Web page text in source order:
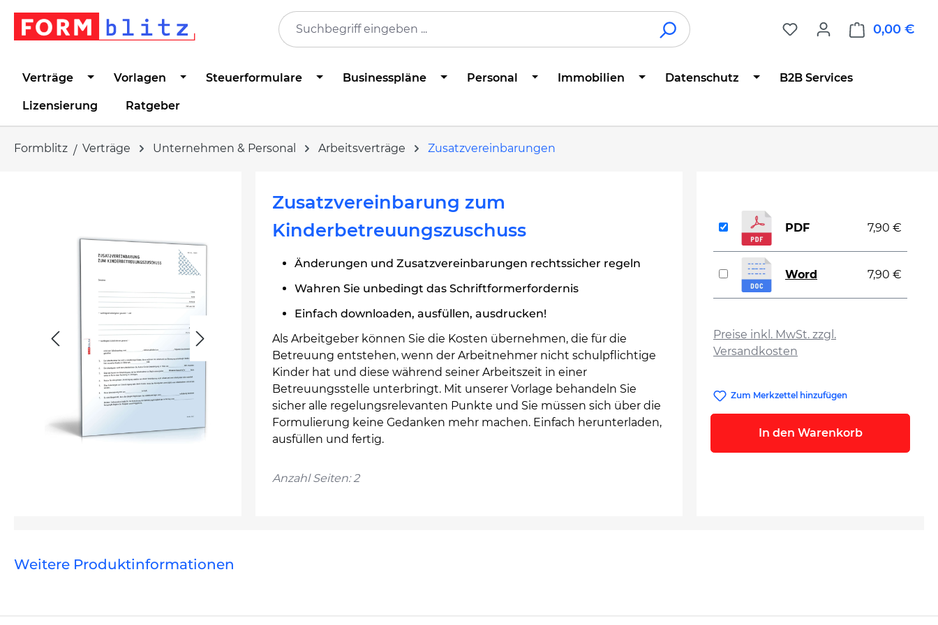
Zur Hauptnavigation springen
0,00 €
Verträge Vorlagen Steuerformulare Businesspläne Personal Immobilien Datenschutz B2B Services
Lizensierung Ratgeber
Formblitz Verträge Unternehmen & Personal Arbeitsverträge Zusatzvereinbarungen
Zusatzvereinbarung zum
Kinderbetreuungszuschuss
Änderungen und Zusatzvereinbarungen rechtssicher regeln
Wahren Sie unbedingt das Schriftformerfordernis
Einfach downloaden, ausfüllen, ausdrucken!
Als Arbeitgeber können Sie die Kosten übernehmen, die für die
Betreuung entstehen, wenn der Arbeitnehmer nicht schulpflichtige
Kinder hat und diese während seiner Arbeitszeit in einer
Betreuungsstelle unterbringt. Mit unserer Vorlage behandeln Sie
sicher alle regelungsrelevanten Punkte und Sie müssen sich über die
Formulierung keine Gedanken mehr machen. Einfach herunterladen,
ausfüllen und fertig.
Anzahl Seiten: 2
Preise inkl. MwSt. zzgl.
Versandkosten
PDF 7,90 €
Word 7,90 €
Zum Merkzettel hinzufügen
In den Warenkorb
Weitere Produktinformationen